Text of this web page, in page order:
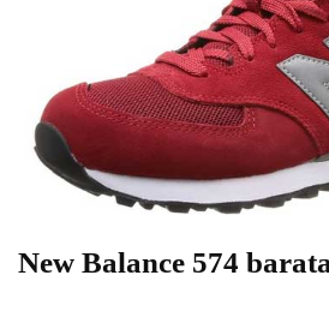
New Balance 574